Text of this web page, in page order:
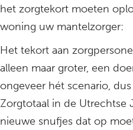
het zorgtekort moeten
woning uw mantelzorger:
Het tekort aan
alleen maar groter, een
ongeveer hét scenario,
Zorgtotaal in de Utrechtse
nieuwe snufjes dat op